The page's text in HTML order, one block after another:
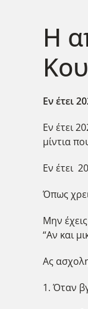
Η
Εν έτει
Εν έτει
μίντια
Εν έτει
Όπως
Μην
“Αν και
Ας
1. Όταν